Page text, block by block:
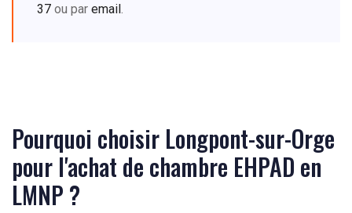
37 ou par email.
Pourquoi choisir Longpont-sur-Orge
pour l'achat de chambre EHPAD en
LMNP ?